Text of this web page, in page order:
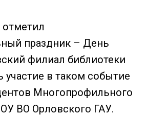
праздник – День
филиал библиотеки
участие в таком событие
Многопрофильного
ВО Орловского ГАУ.